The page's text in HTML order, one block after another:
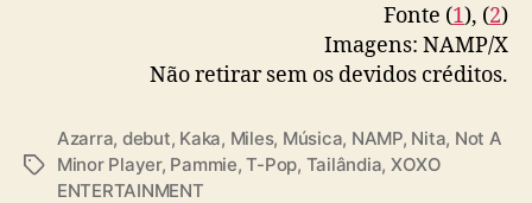
Fonte (1), (2)
Imagens: NAMP/X
Não retirar sem os devidos créditos.
T
Azarra, debut, Kaka, Miles, Música, NAMP, Nita, Not A
Minor Player, Pammie,T-Pop, Tailândia, XOXO
ENTERTAINMENT